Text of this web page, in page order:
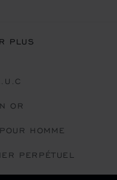
PLUS
OR
HOMME
PERPÉTUEL